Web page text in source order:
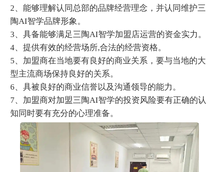
2、能够理解认同总部的品牌经营理念，并认同维护三
陶AI智学品牌形象。
3、具备能够满足三陶AI智学加盟店运营的资金实力。
4、提供有效的经营场所,合法的经营资格。
5、加盟商在当地要有良好的商业关系，要与当地的大
型主流商场保持良好的关系。
6、具被良好的商业信誉以及沟通领导的能力。
7、加盟商对加盟三陶AI智学的投资风险要有正确的认
知同时要有充分的心理准备。